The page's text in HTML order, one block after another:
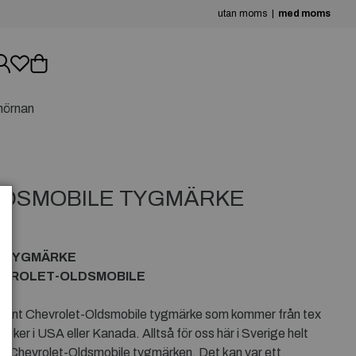
utan moms med moms
TYGMÄRKE
TYGMÄRKE
OLDSMOBILE
Chevrolet-Oldsmobile tygmärke som kommer från tex
i USA eller Kanada. Alltså för oss här i Sverige helt
Chevrolet-Oldsmobile tygmärken. Det kan var ett